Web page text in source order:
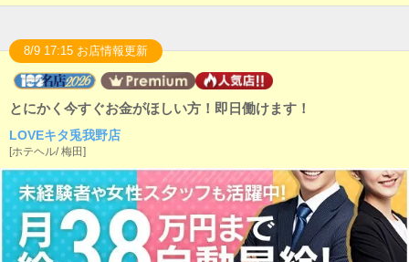
8/9 17:15 お店情報更新
とにかく今すぐお金がほしい方！即日働けます！
LOVEキタ兎我野店
[ホテヘル/梅田]